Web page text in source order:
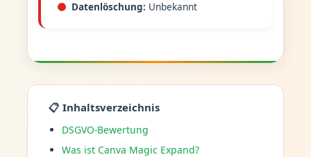
Datenlöschung: Unbekannt
📋 Inhaltsverzeichnis
DSGVO-Bewertung
Was ist Canva Magic Expand?